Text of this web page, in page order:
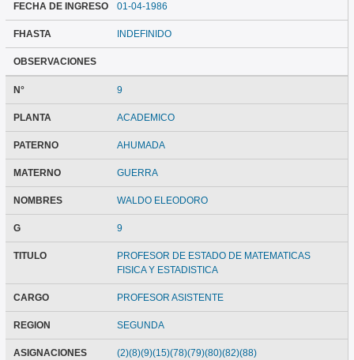
FECHA DE INGRESO 01-04-1986
FHASTA INDEFINIDO
OBSERVACIONES
N° 9
PLANTA ACADEMICO
PATERNO AHUMADA
MATERNO GUERRA
NOMBRES WALDO ELEODORO
G 9
TITULO
PROFESOR DE ESTADO DE MATEMATICAS
FISICA Y ESTADISTICA
CARGO PROFESOR ASISTENTE
REGION SEGUNDA
ASIGNACIONES
(2)(8)(9)(15)(78)(79)(80)(82)(88)